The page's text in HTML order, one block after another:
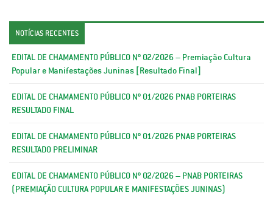
NOTÍCIAS RECENTES
EDITAL DE CHAMAMENTO PÚBLICO Nº 02/2026 – Premiação Cultura
Popular e Manifestações Juninas [Resultado Final]
EDITAL DE CHAMAMENTO PÚBLICO Nº 01/2026 PNAB PORTEIRAS
RESULTADO FINAL
EDITAL DE CHAMAMENTO PÚBLICO Nº 01/2026 PNAB PORTEIRAS
RESULTADO PRELIMINAR
EDITAL DE CHAMAMENTO PÚBLICO Nº 02/2026 – PNAB PORTEIRAS
(PREMIAÇÃO CULTURA POPULAR E MANIFESTAÇÕES JUNINAS)